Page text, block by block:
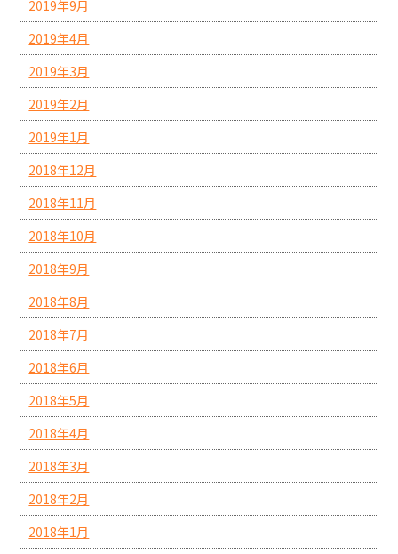
2019年9月
2019年4月
2019年3月
2019年2月
2019年1月
2018年12月
2018年11月
2018年10月
2018年9月
2018年8月
2018年7月
2018年6月
2018年5月
2018年4月
2018年3月
2018年2月
2018年1月